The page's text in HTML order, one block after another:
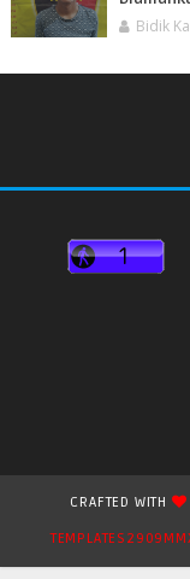
Bidik
CRAFTED WITH